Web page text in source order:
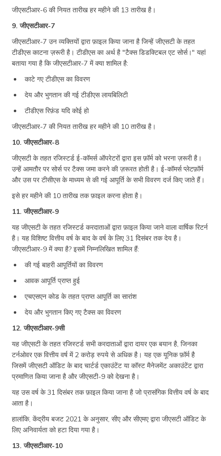
जीएसटीआर-6 की नियत तारीख हर महीने की 13 तारीख है।
9. जीएसटीआर-7
जीएसटीआर-7 उन व्यक्तियों द्वारा फ़ाइल किया जाना है जिन्हें जीएसटी के तहत
टीडीएस काटना ज़रूरी है। टीडीएस का अर्थ है "टैक्स डिडक्टिबल एट सोर्स।" यहां
बताया गया है कि जीएसटीआर-7 में क्या शामिल है:
काटे गए टीडीएस का विवरण
देय और भुगतान की गई टीडीएस लायबिलिटी
टीडीएस रिफ़ंड यदि कोई हो
जीएसटीआर-7 की नियत तारीख हर महीने की 10 तारीख है।
10. जीएसटीआर-8
जीएसटी के तहत रजिस्टर्ड ई-कॉमर्स ऑपरेटरों द्वारा इस फ़ॉर्म को भरना ज़रूरी है।
उन्हें आमतौर पर सोर्स पर टैक्स जमा करने की ज़रूरत होती है। ई-कॉमर्स प्लेटफ़ॉर्म
और उस पर टीसीएस के माध्यम से की गई आपूर्ति के सभी विवरण दर्ज किए जाते हैं।
इसे हर महीने की 10 तारीख तक फ़ाइल करना होता है।
11. जीएसटीआर-9
यह जीएसटी के तहत रजिस्टर्ड करदाताओं द्वारा फ़ाइल किया जाने वाला वार्षिक रिटर्न
है। यह विशिष्ट वित्तीय वर्ष के बाद के वर्ष के लिए 31 दिसंबर तक देय है।
जीएसटीआर-9 में क्या है? इसमें निम्नलिखित शामिल हैं:
की गई बाहरी आपूर्तियों का विवरण
आवक आपूर्ति प्राप्त हुई
एचएसएन कोड के तहत प्राप्त आपूर्ति का सारांश
देय और भुगतान किए गए टैक्स का विवरण
12. जीएसटीआर-9सी
यह जीएसटी के तहत रजिस्टर्ड सभी करदाताओं द्वारा दायर एक बयान है, जिनका
टर्नओवर एक वित्तीय वर्ष में 2 करोड़ रुपये से अधिक है। यह एक यूनिक फ़ॉर्म है
जिसमें जीएसटी ऑडिट के बाद चार्टर्ड एकाउंटेंट या कॉस्ट मैनेजमेंट अकाउंटेंट द्वारा
प्रमाणित किया जाना है और जीएसटी-9 को देखना है।
यह उस वर्ष के 31 दिसंबर तक फ़ाइल किया जाना है जो प्रासंगिक वित्तीय वर्ष के बाद
आता है।
हालांकि, केंद्रीय बजट 2021 के अनुसार, सीए और सीएमए द्वारा जीएसटी ऑडिट के
लिए अनिवार्यता को हटा दिया गया है।
13. जीएसटीआर-10